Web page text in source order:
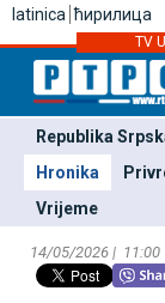
latinica ћирилица
TV
Republika
Hronika
Vrijeme
14/05/2026 | 11:00